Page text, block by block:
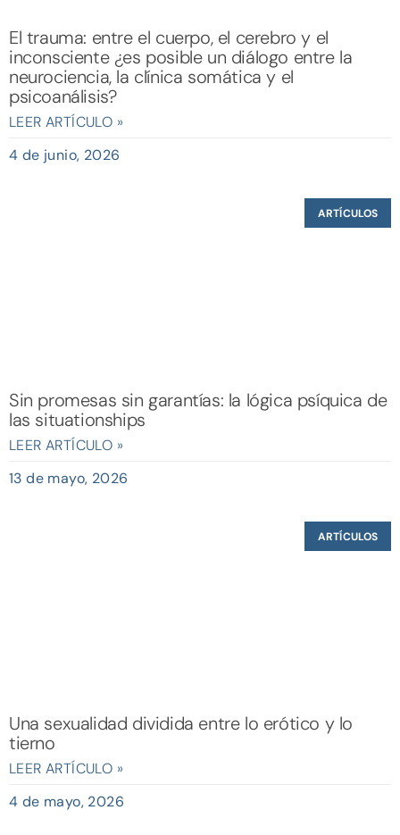
El trauma: entre el cuerpo, el cerebro y el
inconsciente ¿es posible un diálogo entre la
neurociencia, la clínica somática y el
psicoanálisis?
LEER ARTÍCULO »
4 de junio, 2026
ARTÍCULOS
Sin promesas sin garantías: la lógica psíquica de
las situationships
LEER ARTÍCULO »
13 de mayo, 2026
ARTÍCULOS
Una sexualidad dividida entre lo erótico y lo
tierno
LEER ARTÍCULO »
4 de mayo, 2026